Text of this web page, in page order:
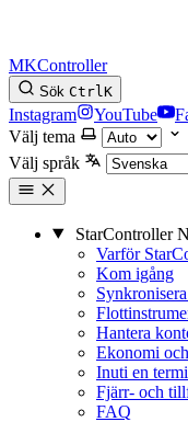
MKController
Sök CtrlK
Instagram YouTube
Välj tema
Välj språk
StarController
Varför
Kom igång
Hantera
Ekonomi
Inuti en
Fjärr- och
FAQ